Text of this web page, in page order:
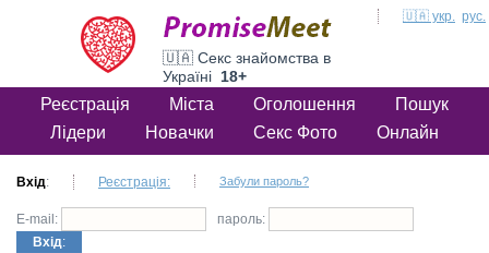
🇺🇦 Секс знайомства в
Україні 18+
Реєстрація Міста Оголошення
Пошук
Лідери
Новачки Секс Фото Онлайн
Вхід: Реєстрація: Забули пароль?
E-mail:
пароль:
Вхід:
🇺🇦 укр. рус.